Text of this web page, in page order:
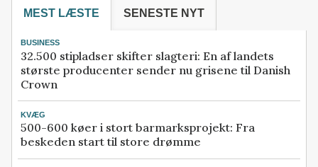
MEST LÆSTE SENESTE NYT
BUSINESS
32.500 stipladser skifter slagteri: En af landets
største producenter sender nu grisene til Danish
Crown
KVÆG
500-600 køer i stort barmarksprojekt: Fra
beskeden start til store drømme